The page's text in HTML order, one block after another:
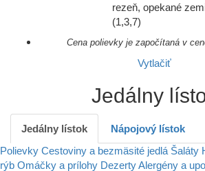
rezeň, opekané
(1,3,7)
Cena polievky je započítaná v
Vytlačiť
Jedálny
Jedálny lístok
Nápojový lístok
Polievky Cestoviny a bezmäsité jedlá Šaláty
rýb Omáčky a prílohy DezertyAlergény a